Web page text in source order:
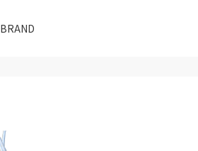
BRAND